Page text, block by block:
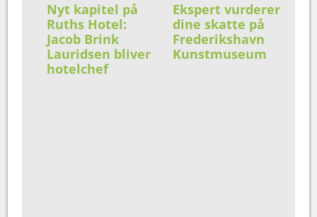
Nyt kapitel på
Ruths Hotel:
Jacob Brink
Lauridsen bliver
hotelchef
Ekspert vurderer
dine skatte på
Frederikshavn
Kunstmuseum